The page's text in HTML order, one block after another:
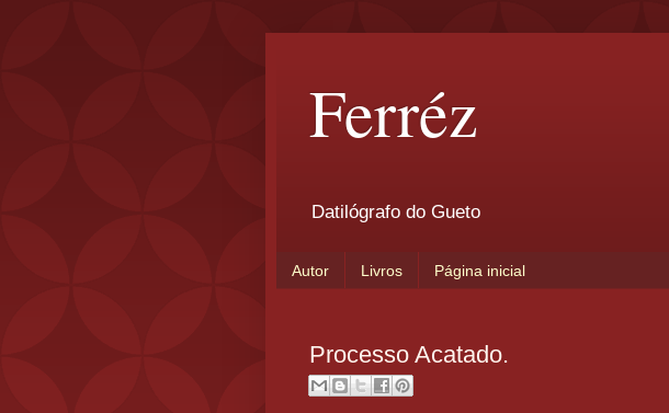
Ferréz
Datilógrafo do Gueto
Autor Livros Página inicial
Processo Acatado.